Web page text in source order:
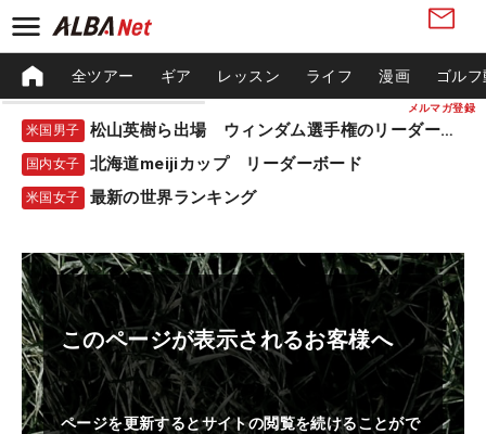
メルマガ登録
全ツアー ギア レッスン ライフ 漫画 ゴル
米国男子 松山英樹ら出場 ウィンダム選手権のリーダーボード
国内女子 北海道meijiカップ リーダーボード
米国女子 最新の世界ランキング
このページが表示されるお客様へ
ページを更新するとサイトの閲覧を続けることがで